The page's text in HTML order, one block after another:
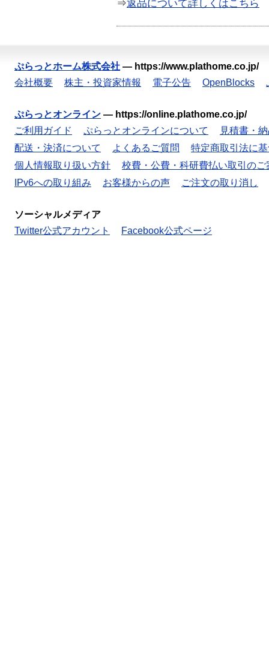
⇒返品について詳しくはこちら
ぷらっとホーム株式会社 — https://www.plathome.co.jp/
会社概要
株主・投資家情報 電子公告 OpenBlocks
ぷらっとオンライン — https://online.plathome.co.jp/
ご利用ガイド
ぷらっとオンラインについて
見積書・
配送・決済について
よくあるご質問
特定商取引法に
個人情報取り扱い方針
校費・公費・科研費払い取引のご
IPv6への取り組み
お客様からの声 ご注文の取り消し
ソーシャルメディア
Twitter公式アカウント
Facebook公式ページ